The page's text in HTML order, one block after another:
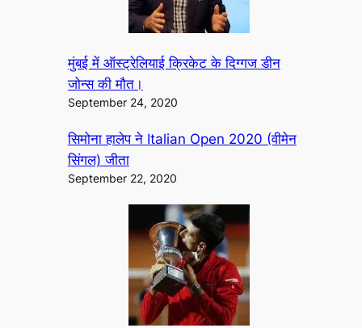
मुंबई में ऑस्ट्रेलियाई क्रिकेट के दिग्गज डीन
जोन्स की मौत।
September 24, 2020
सिमोना हालेप ने Italian Open 2020 (वीमेन
सिंगल) जीता
September 22, 2020